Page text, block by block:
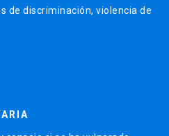
de discriminación, violencia de